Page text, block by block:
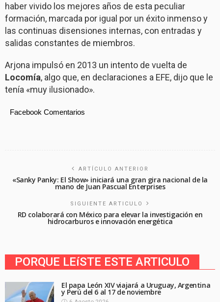
haber vivido los mejores años de esta peculiar
formación, marcada por igual por un éxito inmenso y
las continuas disensiones internas, con entradas y
salidas constantes de miembros.
Arjona impulsó en 2013 un intento de vuelta de
Locomía, algo que, en declaraciones a EFE, dijo que le
tenía «muy ilusionado».
Facebook Comentarios
ARTÍCULO ANTERIOR
«Sanky Panky: El Show» iniciará una gran gira nacional de la
mano de Juan Pascual Enterprises
SIGUIENTE ARTICULO
RD colaborará con México para elevar la investigación en
hidrocarburos e innovación energética
PORQUE LEíSTE ESTE ARTICULO
El papa León XIV viajará a Uruguay, Argentina
y Perú del 6 al 17 de noviembre